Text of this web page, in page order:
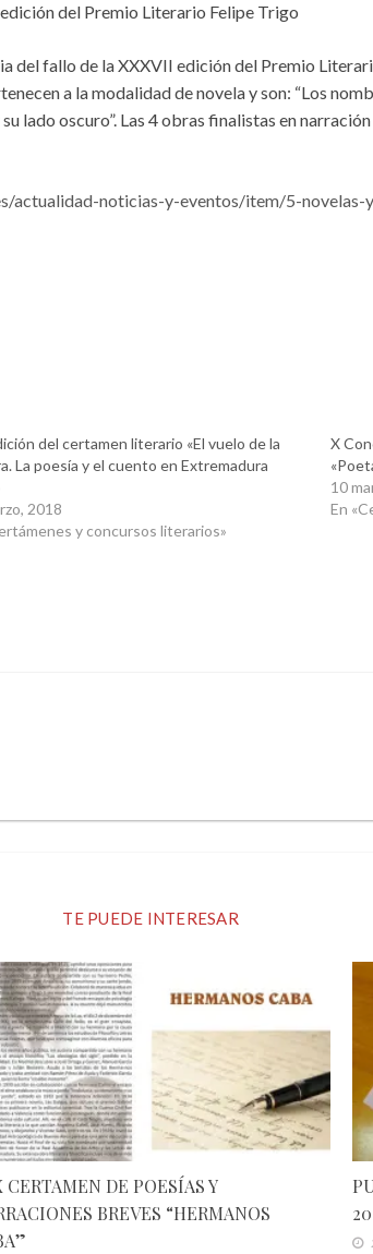
del Premio Literario Felipe Trigo
del fallo de la XXXVII edición del Premio
a la modalidad de novela y son: “Los
lado oscuro”. Las 4 obras finalistas en narración
actualidad-noticias-y-eventos/item/5-
del certamen literario «El vuelo de la
La poesía y el cuento en Extremadura
2018
y concursos literarios»
X
10
En
TE PUEDE INTERESAR
CERTAMEN DE POESÍAS Y
BREVES “HERMANOS